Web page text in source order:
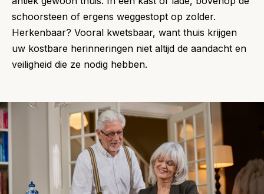
schoorsteen of ergens weggestopt op zolder.
Herkenbaar? Vooral kwetsbaar, want thuis krijgen
uw kostbare herinneringen niet altijd de aandacht en
veiligheid die ze nodig hebben.